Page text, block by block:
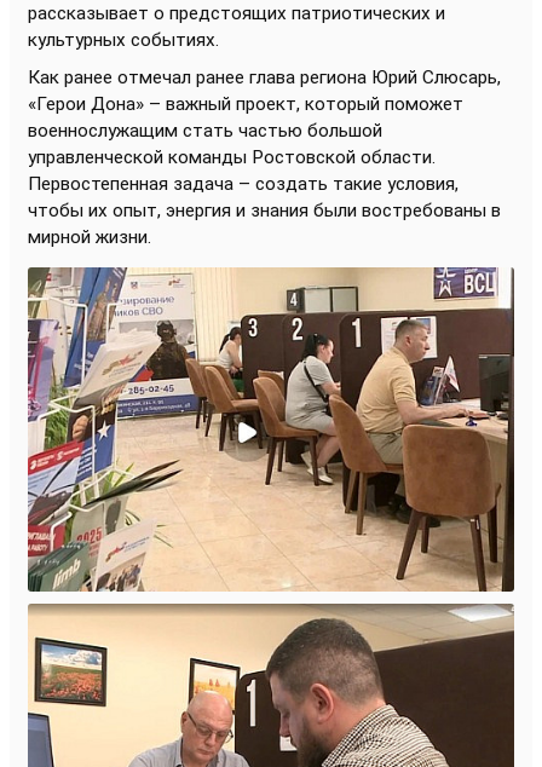
рассказывает о предстоящих патриотических и
культурных событиях.
Как ранее отмечал ранее глава региона Юрий Слюсарь,
«Герои Дона» – важный проект, который поможет
военнослужащим стать частью большой
управленческой команды Ростовской области.
Первостепенная задача – создать такие условия,
чтобы их опыт, энергия и знания были востребованы в
мирной жизни.